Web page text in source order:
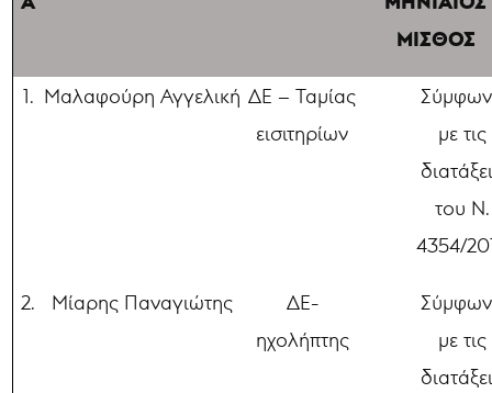
ΜΙΣΘΟΣ
1. Μαλαφούρη Αγγελική ΔΕ – Ταμίας
εισιτηρίων
με τις
του Ν.
4354/
2. Μίαρης Παναγιώτης
ΔΕ-
ηχολήπτης
με τις